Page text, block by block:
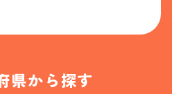
県から探す